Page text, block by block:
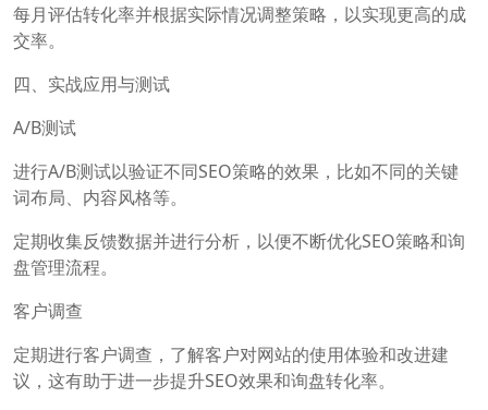
每月评估转化率并根据实际情况调整策略，以实现更高的成
交率。
四、实战应用与测试
A/B测试
进行A/B测试以验证不同SEO策略的效果，比如不同的关键
词布局、内容风格等。
定期收集反馈数据并进行分析，以便不断优化SEO策略和询
盘管理流程。
客户调查
定期进行客户调查，了解客户对网站的使用体验和改进建
议，这有助于进一步提升SEO效果和询盘转化率。